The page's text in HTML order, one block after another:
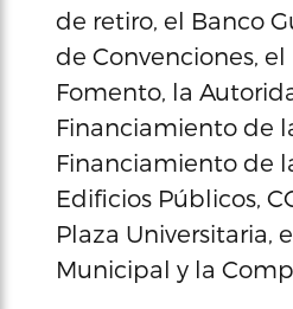
de retiro, el Banco
de Convenciones,
Fomento, la
Financiamiento de
Financiamiento de
Edificios Públicos,
Plaza Universitaria,
Municipal y la